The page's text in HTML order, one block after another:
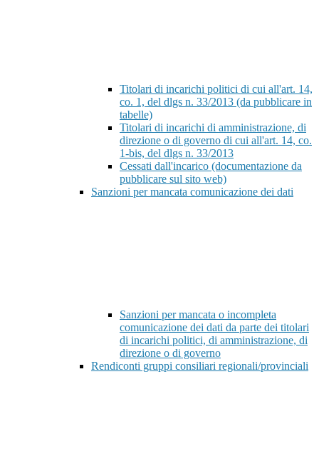
Titolari di incarichi politici di cui all'art. 14,
co. 1, del dlgs n. 33/2013 (da pubblicare in
tabelle)
Titolari di incarichi di amministrazione, di
direzione o di governo di cui all'art. 14, co.
1-bis, del dlgs n. 33/2013
Cessati dall'incarico (documentazione da
pubblicare sul sito web)
Sanzioni per mancata comunicazione dei dati
Sanzioni per mancata o incompleta
comunicazione dei dati da parte dei titolari
di incarichi politici, di amministrazione, di
direzione o di governo
Rendiconti gruppi consiliari regionali/provinciali